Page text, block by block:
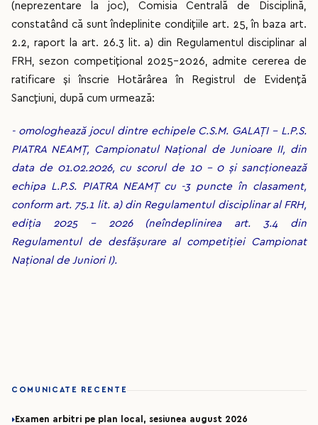
(neprezentare la joc), Comisia Centrală de Disciplină,
constatând că sunt îndeplinite condițiile art. 25, în baza art.
2.2, raport la art. 26.3 lit. a) din Regulamentul disciplinar al
FRH, sezon competițional 2025-2026, admite cererea de
ratificare și înscrie Hotărârea în Registrul de Evidență
Sancțiuni, după cum urmează:
- omologhează jocul dintre echipele C.S.M. GALAȚI – L.P.S.
PIATRA NEAMȚ, Campionatul Național de Junioare II, din
data de 01.02.2026, cu scorul de 10 - 0 și sancționează
echipa L.P.S. PIATRA NEAMȚ cu -3 puncte în clasament,
conform art. 75.1 lit. a) din Regulamentul disciplinar al FRH,
ediția 2025 – 2026 (neîndeplinirea art. 3.4 din
Regulamentul de desfășurare al competiției Campionat
Național de Juniori I).
COMUNICATE RECENTE
Examen arbitri pe plan local, sesiunea august 2026